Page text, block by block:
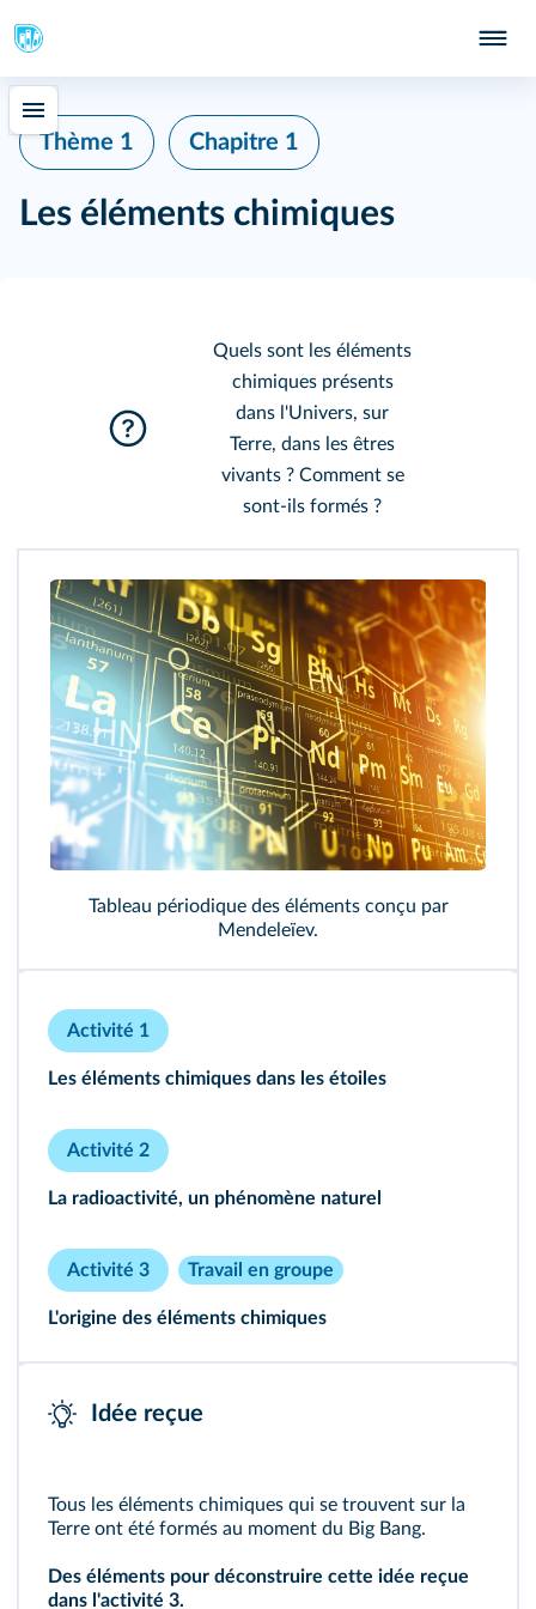
Thème 1 Chapitre 1
Les éléments chimiques
Quels sont les éléments
chimiques présents
dans l'Univers, sur
Terre, dans les êtres
vivants ? Comment se
sont-ils formés ?
Tableau périodique des éléments conçu par
Mendeleïev.
Activité 1
Les éléments chimiques dans les étoiles
Activité 2
La radioactivité, un phénomène naturel
Activité 3 Travail en groupe
L'origine des éléments chimiques
Idée reçue
Tous les éléments chimiques qui se trouvent sur la
Terre ont été formés au moment du Big Bang.
Des éléments pour déconstruire cette idée reçue
dans l'activité 3.